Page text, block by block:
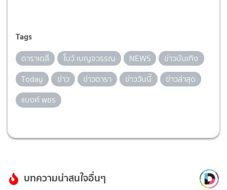
Tags
ดาราเดลี่ โบว์ เบญจวรรณ NEWS
ข่าวบันเทิง
Today
ข่าว ข่าวดารา ข่าววันนี้
ข่าวล่าสุด
แบงค์ พชร
บทความน่าสนใจอื่นๆ